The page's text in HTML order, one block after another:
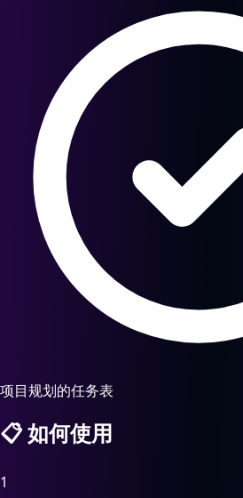
项目规划的任务表
📋如何使用
1